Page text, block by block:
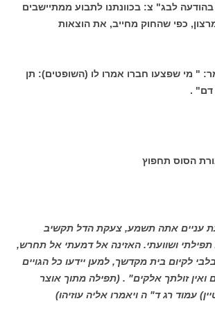
לבג" צ: בכוונתנו לתבוע ממתיישבים
כפי שהחוק מחייב, את הוצאות
" מי שפצעו חברו אמרו לו (השופטים): תן
דם" .
הסוס תחפוץ
עניים אתה תשמע, צעקת הדל תקשיב
תפילתי ושוועתי. האזינה אל דמעתי אל תחרש,
לקיום בית מקדשך, למען יידעו כל הגויים
ואין זולתך אלקים" . (תפילה מתוך אוצר
עמוד רג ד" ה ויאמרו אליה עוזיהו)